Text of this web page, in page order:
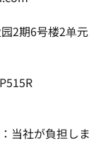
2期6号楼2单元
当社が負担しま